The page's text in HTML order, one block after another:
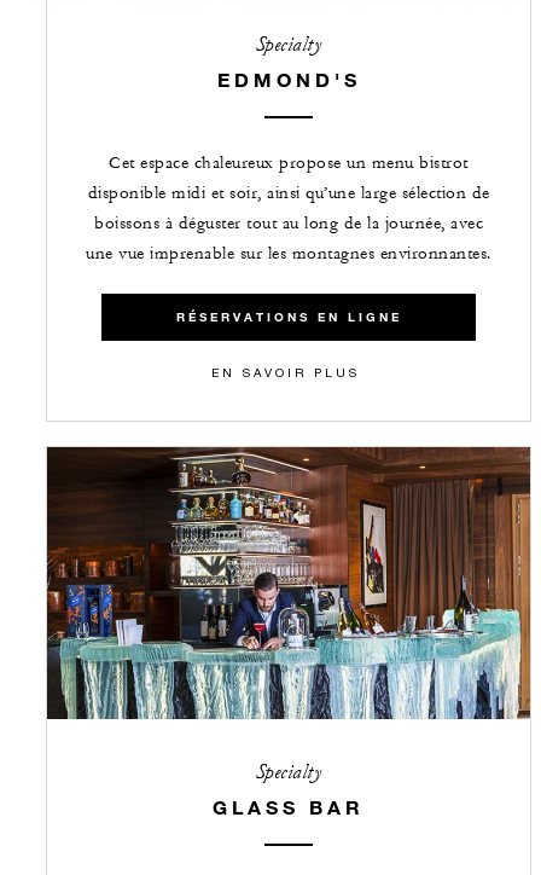
Specialty
EDMOND'S
Cet espace chaleureux propose un menu bistrot
disponible midi et soir, ainsi qu’une large sélection de
boissons à déguster tout au long de la journée, avec
une vue imprenable sur les montagnes environnantes.
RÉSERVATIONS EN LIGNE
EN SAVOIR PLUS
Specialty
GLASS BAR